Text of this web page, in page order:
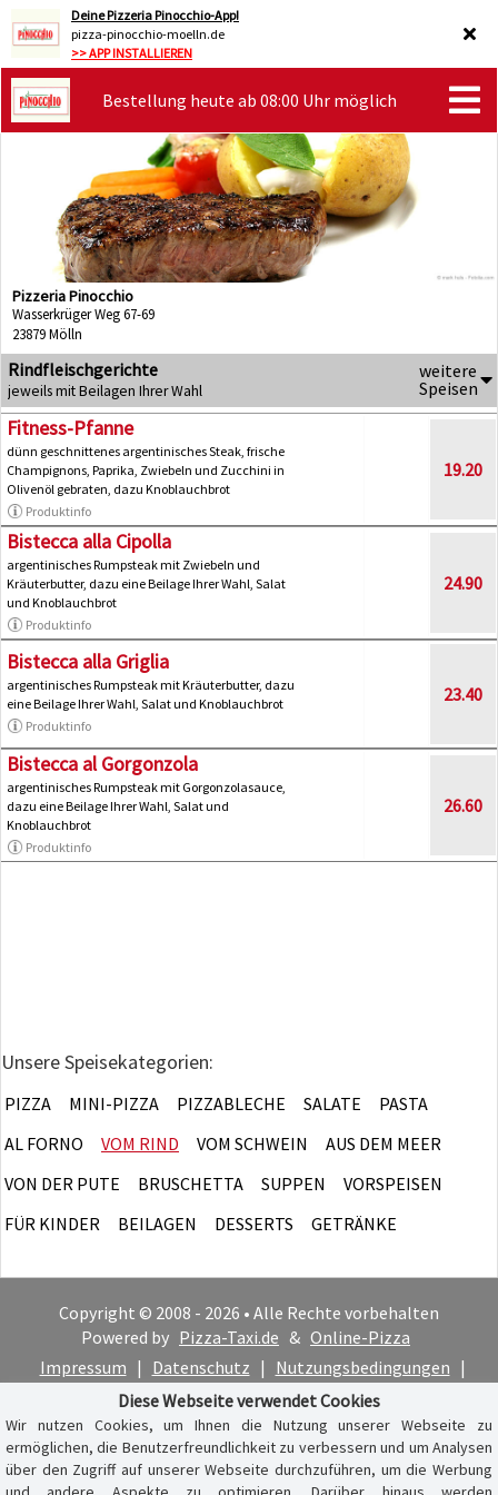
Deine Pizzeria Pinocchio-App!
pizza-pinocchio-moelln.de
>> APP INSTALLIEREN
Bestellung heute ab 08:00 Uhr möglich
Pizzeria Pinocchio
Wasserkrüger Weg 67-69
23879 Mölln
Rindfleischgerichte
jeweils mit Beilagen Ihrer Wahl
weitere
Speisen
Fitness-Pfanne
dünn geschnittenes argentinisches Steak, frische
Champignons, Paprika, Zwiebeln und Zucchini in
Olivenöl gebraten, dazu Knoblauchbrot
Produktinfo
19.20
Bistecca alla Cipolla
argentinisches Rumpsteak mit Zwiebeln und
Kräuterbutter, dazu eine Beilage Ihrer Wahl, Salat
und Knoblauchbrot
Produktinfo
24.90
Bistecca alla Griglia
argentinisches Rumpsteak mit Kräuterbutter, dazu
eine Beilage Ihrer Wahl, Salat und Knoblauchbrot
Produktinfo
23.40
Bistecca al Gorgonzola
argentinisches Rumpsteak mit Gorgonzolasauce,
dazu eine Beilage Ihrer Wahl, Salat und
Knoblauchbrot
Produktinfo
26.60
Unsere Speisekategorien:
PIZZA MINI-PIZZA PIZZABLECHE SALATE
PASTA
AL FORNO
VOM RIND VOM SCHWEIN
AUS DEM MEER
VON DER PUTE
BRUSCHETTA SUPPEN
VORSPEISEN
FÜR KINDER
BEILAGEN DESSERTS GETRÄNKE
Copyright © 2008 - 2026 • Alle Rechte vorbehalten
Powered by Pizza-Taxi.de & Online-Pizza
Impressum | Datenschutz | Nutzungsbedingungen |
Cookie-Hinweis
Diese Webseite verwendet Cookies
Wir nutzen Cookies, um Ihnen die Nutzung unserer Webseite zu
ermöglichen, die Benutzerfreundlichkeit zu verbessern und um Analysen
über den Zugriff auf unserer Webseite durchzuführen, um die Werbung